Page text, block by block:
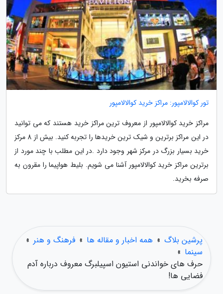
تور کوالالامپور: مراکز خرید کوالالامپور
مراکز خرید کوالالامپور از معروف ترین مراکز خرید هستند که می توانید
در این مراکز برترین و شیک ترین خریدها را تجربه کنید. بیش از 8 مرکز
خرید بسیار بزرگ در مرکز شهر وجود دارد .در این مطلب با چند مورد از
برترین مراکز خرید کوالالامپور آشنا می شویم. بلیط هواپیما را مقرون به
صرفه بخرید.
پرشین بلاگ » همه اخبار و مقاله ها » فرهنگ و هنر »
سینما »
حرف های خواندنی استیون اسپیلبرگ معروف درباره آدم
فضایی ها!